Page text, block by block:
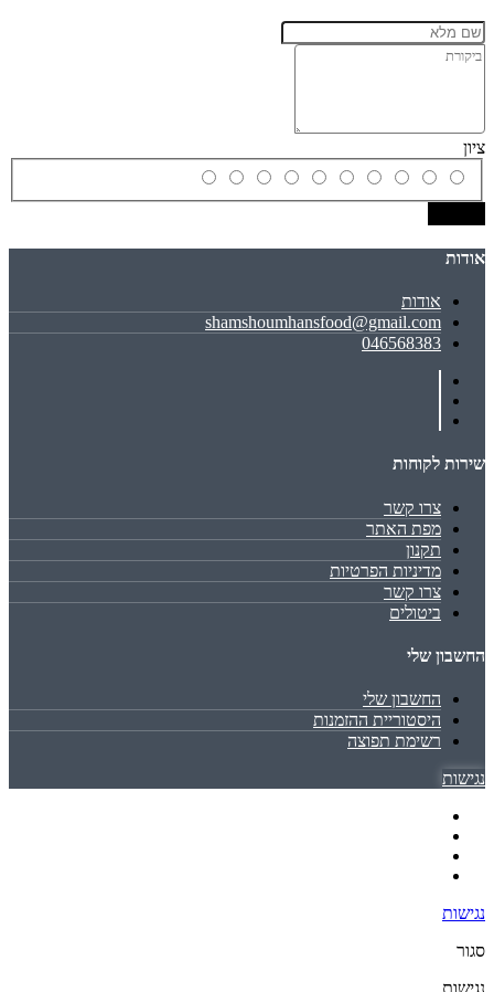
ציון
אודות
אודות
shamshoumhansfood@gmail.com
046568383
שירות לקוחות
צרו קשר
מפת האתר
תקנון
מדיניות הפרטיות
צרו קשר
ביטולים
החשבון שלי
החשבון שלי
היסטוריית ההזמנות
רשימת תפוצה
נגישות
נגישות
סגור